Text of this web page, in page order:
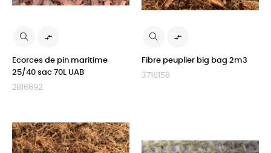

Ecorces de pin maritime
25/40 sac 70L UAB
2816692

Fibre peuplier big bag 2m3
3718158